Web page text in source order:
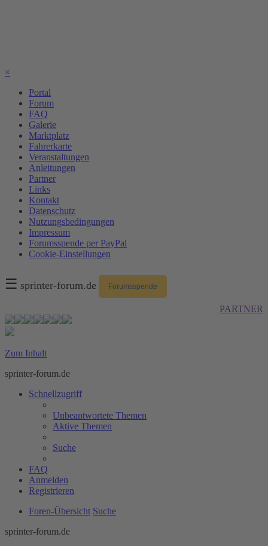
×
Portal
Forum
FAQ
Galerie
Marktplatz
Fahrerkarte
Veranstaltungen
Anleitungen
Partner
Links
Kontakt
Datenschutz
Nutzungsbedingungen
Impressum
Forumsspende per PayPal
Cookie-Einstellungen
☰ sprinter-forum.de Forumsspende
PARTNER
Zum Inhalt
sprinter-forum.de
Schnellzugriff
Unbeantwortete Themen
Aktive Themen
Suche
FAQ
Anmelden
Registrieren
Foren-Übersicht Suche
sprinter-forum.de